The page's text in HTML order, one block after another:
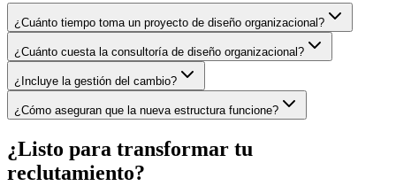
¿Cuánto tiempo toma un proyecto de diseño organizacional?
¿Cuánto cuesta la consultoría de diseño organizacional?
¿Incluye la gestión del cambio?
¿Cómo aseguran que la nueva estructura funcione?
¿Listo para transformar tu
reclutamiento?